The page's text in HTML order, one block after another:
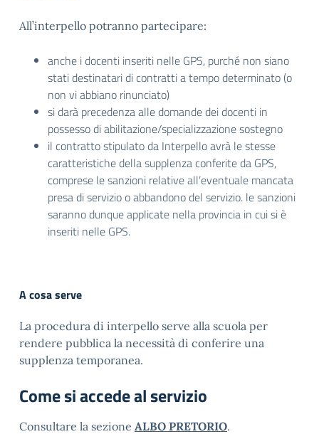
All’interpello potranno partecipare:
anche i docenti inseriti nelle GPS, purché non siano
stati destinatari di contratti a tempo determinato (o
non vi abbiano rinunciato)
si darà precedenza alle domande dei docenti in
possesso di abilitazione/specializzazione sostegno
il contratto stipulato da Interpello avrà le stesse
caratteristiche della supplenza conferite da GPS,
comprese le sanzioni relative all’eventuale mancata
presa di servizio o abbandono del servizio. le sanzioni
saranno dunque applicate nella provincia in cui si è
inseriti nelle GPS.
A cosa serve
La procedura di interpello serve alla scuola per
rendere pubblica la necessità di conferire una
supplenza temporanea.
Come si accede al servizio
Consultare la sezione ALBO PRETORIO.